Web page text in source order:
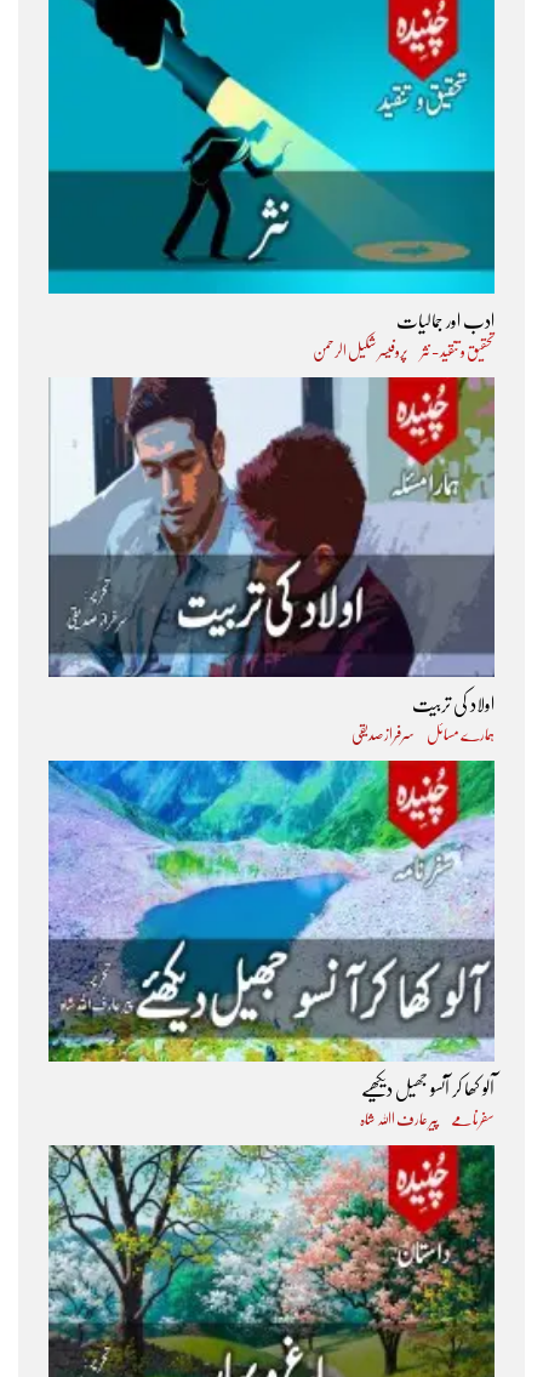
ادب اور جمالیات
تحقیق و تنقید - نثر پروفیسر شکیل الرحمن
اولاد کی تربیت
ہمارے مسائل سرفراز صدیقی
آلو کھا کر آنسو جھیل دیکھیے
سفرنامے پیر عارف اﷲ شاہ